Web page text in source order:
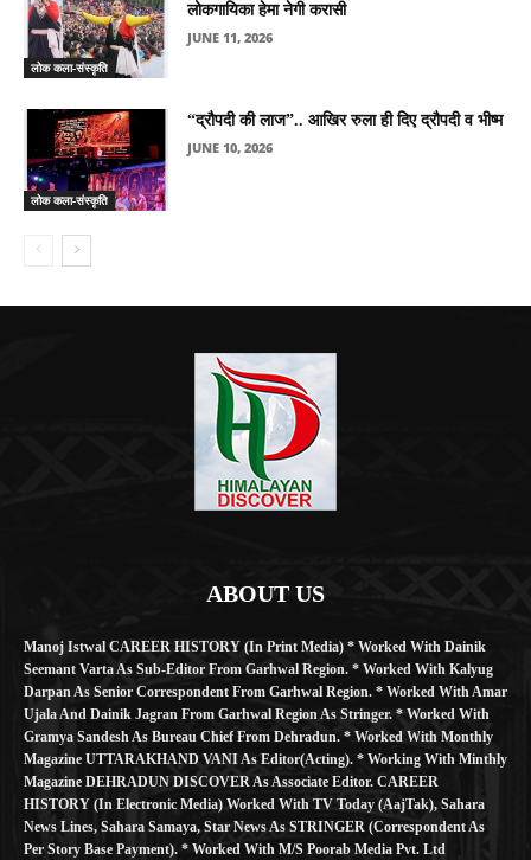
लोक कला-संस्कृति
लोकगायिका हेमा नेगी करासी
JUNE 11, 2026
लोक कला-संस्कृति
“द्रौपदी की लाज”.. आखिर रुला ही दिए द्रौपदी व भीष्म
JUNE 10, 2026
ABOUT US
Manoj Istwal CAREER HISTORY (in Print Media) * Worked With Dainik
Seemant Varta As Sub-Editor From Garhwal Region. * Worked With Kalyug
Darpan As Senior Correspondent From Garhwal Region. * Worked With Amar
Ujala And Dainik Jagran From Garhwal Region As Stringer. * Worked With
Gramya Sandesh As Bureau Chief From Dehradun. * Worked With Monthly
Magazine UTTARAKHAND VANI As Editor(Acting). * Working With Minthly
Magazine DEHRADUN DISCOVER As Associate Editor. CAREER
HISTORY (in Electronic Media) Worked With TV Today (AajTak), Sahara
News Lines, Sahara Samaya, Star News As STRINGER (Correspondent As
Per Story Base Payment). * Worked With M/S Poorab Media Pvt. Ltd